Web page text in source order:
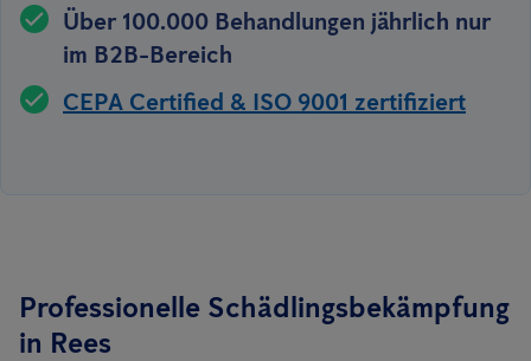
Über 100.000 Behandlungen jährlich nur
im B2B-Bereich
CEPA Certified & ISO 9001 zertifiziert
Professionelle Schädlingsbekämpfung
in Rees